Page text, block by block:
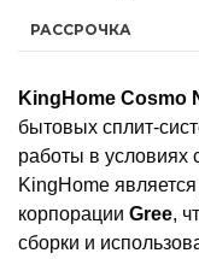
РАССРОЧКА
KingHome Cosmo
бытовых сплит-
работы в условиях
KingHome
корпорации Gree,
сборки и